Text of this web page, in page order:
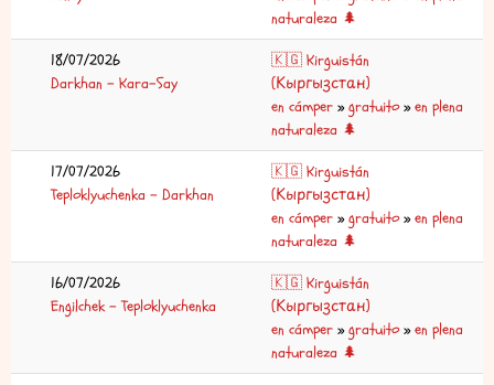
naturaleza 🌲
18/07/2026
Darkhan – Kara-Say
🇰🇬 Kirguistán
(Кыргызстан)
en cámper »gratuito»en plena
naturaleza 🌲
17/07/2026
Teploklyuchenka – Darkhan
🇰🇬 Kirguistán
(Кыргызстан)
en cámper »gratuito»en plena
naturaleza 🌲
16/07/2026
Engilchek – Teploklyuchenka
🇰🇬 Kirguistán
(Кыргызстан)
en cámper »gratuito»en plena
naturaleza 🌲